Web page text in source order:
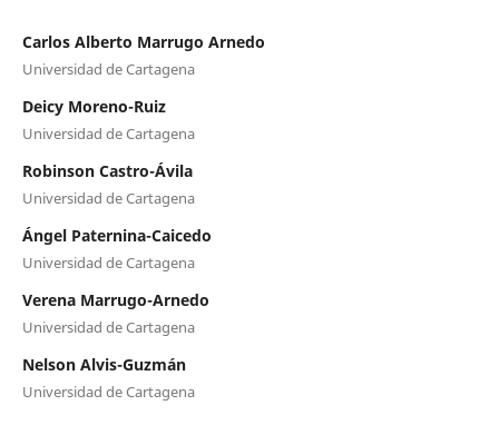
Carlos Alberto Marrugo Arnedo
Universidad de Cartagena
Deicy Moreno-Ruiz
Universidad de Cartagena
Robinson Castro-Ávila
Universidad de Cartagena
Ángel Paternina-Caicedo
Universidad de Cartagena
Verena Marrugo-Arnedo
Universidad de Cartagena
Nelson Alvis-Guzmán
Universidad de Cartagena